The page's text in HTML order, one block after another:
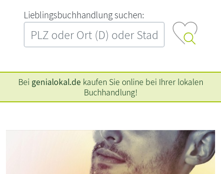
L‍i‍e‍b‍l‍i‍n‍g‍s‍b‍u‍c‍h‍h‍a‍n‍d‍l‍u‍n‍g‍ ‍s‍u‍c‍h‍e‍n‍:‍
Bei genialokal.de kaufen Sie online bei Ihrer lokalen
Buchhandlung!